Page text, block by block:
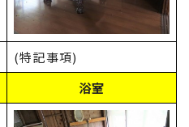
(特記事項)
浴室